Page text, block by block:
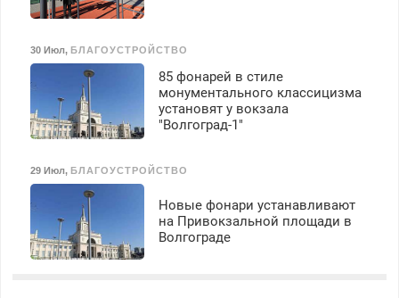
30 Июл, БЛАГОУСТРОЙСТВО
85 фонарей в стиле
монументального классицизма
установят у вокзала
"Волгоград-1"
29 Июл, БЛАГОУСТРОЙСТВО
Новые фонари устанавливают
на Привокзальной площади в
Волгограде